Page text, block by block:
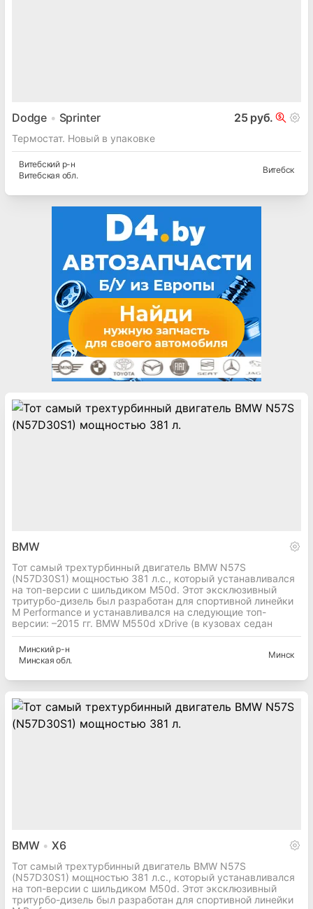
Dodge Sprinter 25 руб.
Термостат. Новый в упаковке
Витебскийр-н
Витебская обл.
Витебск
BMW
Тот самый трехтурбинный двигатель BMW N57S
(N57D30S1) мощностью 381 л.с., который устанавливался
на топ-версии с шильдиком M50d. Этот эксклюзивный
тритурбо-дизель был разработан для спортивной линейки
M Performance и устанавливался на следующие топ-
версии: –2015 гг. BMW M550d xDrive (в кузовах седан
Минскийр-н
Минская обл.
Минск
BMW X6
Тот самый трехтурбинный двигатель BMW N57S
(N57D30S1) мощностью 381 л.с., который устанавливался
на топ-версии с шильдиком M50d. Этот эксклюзивный
тритурбо-дизель был разработан для спортивной линейки